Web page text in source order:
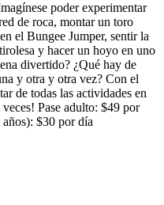
poder experimentar
de roca, montar un toro
el Bungee Jumper, sentir la
y hacer un hoyo en uno
divertido? ¿Qué hay de
y otra y otra vez? Con el
de todas las actividades en
Pase adulto: $49 por
$30 por día